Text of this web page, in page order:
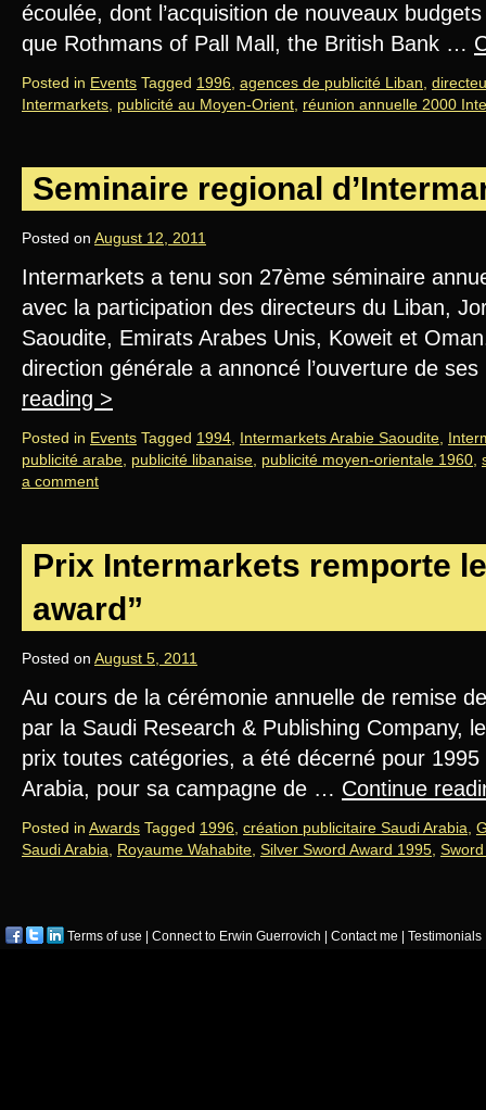
écoulée, dont l’acquisition de nouveaux
que Rothmans of Pall Mall, the British Bank …
Posted in Events Tagged 1996 agences de publicité Liban
Intermarkets publicité au Moyen-Orient réunion annuelle 2000
Seminaire regional
Posted on August 12, 2011
Intermarkets a tenu son 27ème séminaire
avec la participation des directeurs du Liban,
Saoudite, Emirats Arabes Unis, Koweit et
direction générale a annoncé l’ouverture de
reading >
Posted in Events Tagged 1994 Intermarkets Arabie Saoudite
publicité arabe publicité libanaise publicité moyen-orientale 1960
a comment
Prix Intermarkets remporte
award”
Posted on August 5, 2011
Au cours de la cérémonie annuelle de remise
par la Saudi Research & Publishing Company,
prix toutes catégories, a été décerné pour
Arabia, pour sa campagne de … Continue
Posted in Awards Tagged 1996 création publicitaire Saudi Arabia
Saudi Arabia
Royaume Wahabite Silver Sword Award 1995
Terms of use Connect to Erwin Guerrovich Contact me Testimonials